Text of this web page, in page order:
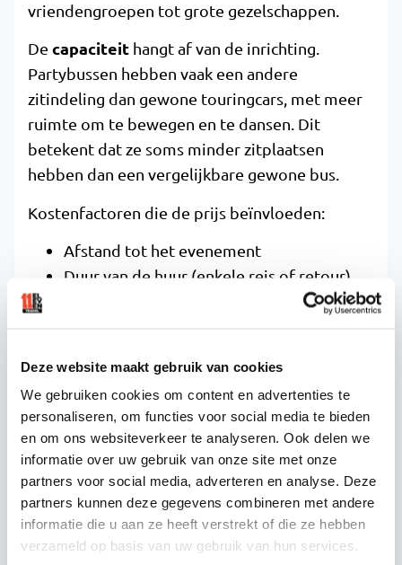
Deze website maakt gebruik van cookies
We gebruiken cookies om content en advertenties te
personaliseren, om functies voor social media te bieden
en om ons websiteverkeer te analyseren. Ook delen we
informatie over uw gebruik van onze site met onze
partners voor social media, adverteren en analyse. Deze
partners kunnen deze gegevens combineren met andere
informatie die u aan ze heeft verstrekt of die ze hebben
verzameld op basis van uw gebruik van hun services.
vriendengroepen tot grote gezelschappen.
De capaciteit hangt af van de inrichting.
Partybussen hebben vaak een andere
zitindeling dan gewone touringcars, met meer
ruimte om te bewegen en te dansen. Dit
betekent dat ze soms minder zitplaatsen
hebben dan een vergelijkbare gewone bus.
Kostenfactoren die de prijs beïnvloeden:
Afstand tot het evenement
Duur van de huur (enkele reis of retour)
voorzieningen
Aantal opstapplaatsen (maximaal 4 per
route)
Vergeleken met individueel vervoer naar
evenementen is groepsvervoer per partybus
vaak kosteneffectiever. Je bespaart op
parkeerkosten, brandstof en de stress van zelf
rijden. Bovendien hoef je geen BOB aan te